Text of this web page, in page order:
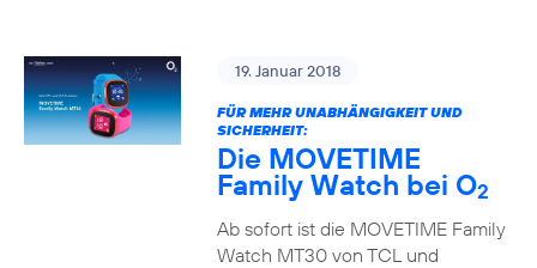
19. Januar 2018
FÜR MEHR UNABHÄNGIGKEIT UND
SICHERHEIT:
Die MOVETIME
Family Watch bei O2
Ab sofort ist die MOVETIME Family
Watch MT30 von TCL und